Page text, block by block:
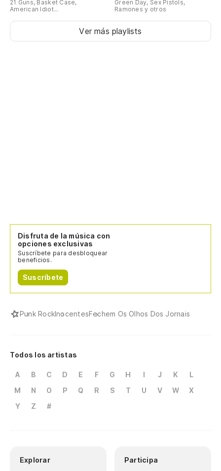
21 Guns, Basket Case,
American Idiot...
Green Day, Sex Pistols,
Ramones y otros
Ver más playlists
Disfruta de la música con
opciones exclusivas
Suscríbete para desbloquear
beneficios.
Suscríbete
Punk RockInocentesFechem Os Olhos Dos Jornais
Todos los artistas
A B C D E F G H I J K
L
M
N O P Q R S T U V W
X
Y
Z #
Explorar Participa